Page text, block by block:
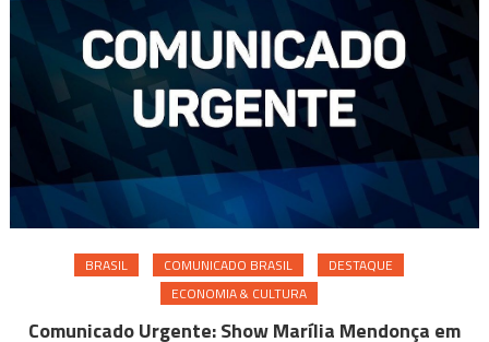
BRASIL COMUNICADO BRASIL
DESTAQUE
ECONOMIA & CULTURA
Comunicado Urgente: Show Marília Mendonça em